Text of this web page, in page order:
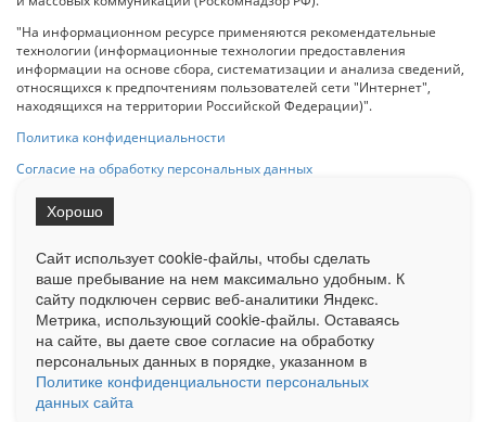
"На информационном ресурсе применяются рекомендательные
технологии (информационные технологии предоставления
информации на основе сбора, систематизации и анализа сведений,
относящихся к предпочтениям пользователей сети "Интернет",
находящихся на территории Российской Федерации)".
Политика конфиденциальности
Согласие на обработку персональных данных
При использовании любого материала с данного сайта гипер-ссылка
на Сетевое издание «ОрелТаймс» обязательна.
Ограниченная статистика посещаемости доступна на сайте
Liveinternet.ru . Подробная статистика для рекламодателей по запросу
у менеджера.
Реклама Документы О нас Контакты
Сайт использует cookie-файлы, чтобы сделать
ваше пребывание на нем максимально удобным. К
cайту подключен сервис веб-аналитики Яндекс.
Метрика, использующий cookie-файлы. Оставаясь
на сайте, вы даете свое согласие на обработку
персональных данных в порядке, указанном в
Политике конфиденциальности персональных
данных сайта
Хорошо